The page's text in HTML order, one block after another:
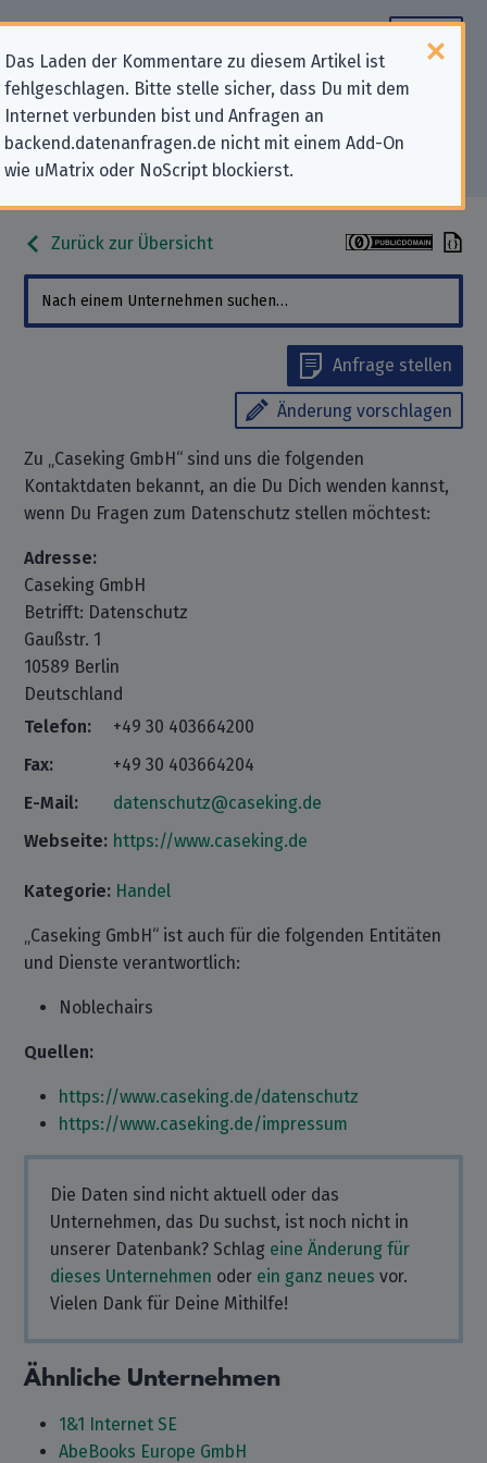
Das Laden der Kommentare zu diesem Artikel ist
fehlgeschlagen. Bitte stelle sicher, dass Du mit dem
Internet verbunden bist und Anfragen an
backend.datenanfragen.de nicht mit einem Add-On
wie uMatrix oder NoScript blockierst.
Datenschutz-Kontaktdaten für
„Caseking GmbH“
Zurück zur Übersicht
Anfrage stellen
Änderung vorschlagen
Zu „Caseking GmbH“ sind uns die folgenden
Kontaktdaten bekannt, an die Du Dich wenden kannst,
wenn Du Fragen zum Datenschutz stellen möchtest:
Adresse:
Caseking GmbH
Betrifft: Datenschutz
Gaußstr. 1
10589 Berlin
Deutschland
Telefon:
+49 30 403664200
Fax:
+49 30 403664204
E-Mail:
datenschutz@caseking.de
Webseite: https://www.caseking.de
Kategorie: Handel
„Caseking GmbH“ ist auch für die folgenden Entitäten
und Dienste verantwortlich:
Noblechairs
Quellen:
https://www.caseking.de/datenschutz
https://www.caseking.de/impressum
Die Daten sind nicht aktuell oder das
Unternehmen, das Du suchst, ist noch nicht in
unserer Datenbank? Schlag eine Änderung für
dieses Unternehmen oder ein ganz neues vor.
Vielen Dank für Deine Mithilfe!
Ähnliche Unternehmen
1&1 Internet SE
AbeBooks Europe GmbH